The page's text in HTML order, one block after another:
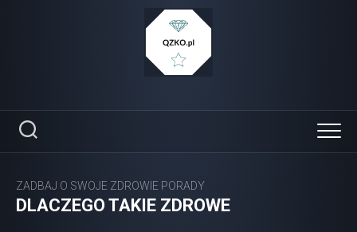
ZADBAJ O SWOJE ZDROWIE PORADY
DLACZEGO TAKIE ZDROWE